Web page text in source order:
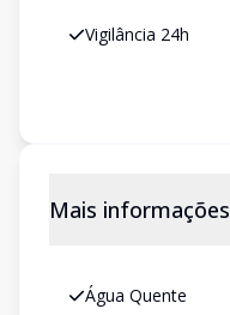
Vigilância 24h
Mais informações
Água Quente